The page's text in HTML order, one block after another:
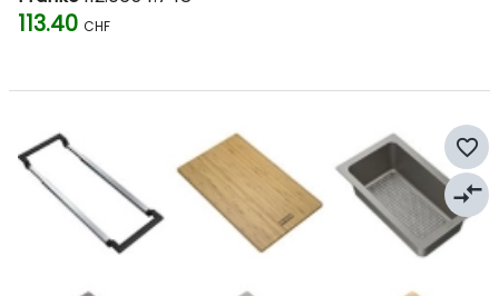
113.40 CHF
favorite_border
compare_arrows